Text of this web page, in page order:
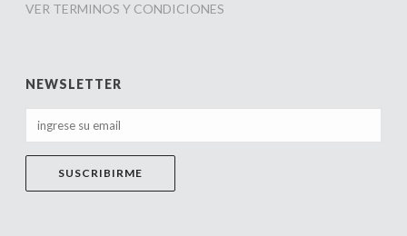
BUY NOW
VER TERMINOS Y CONDICIONES
NEWSLETTER